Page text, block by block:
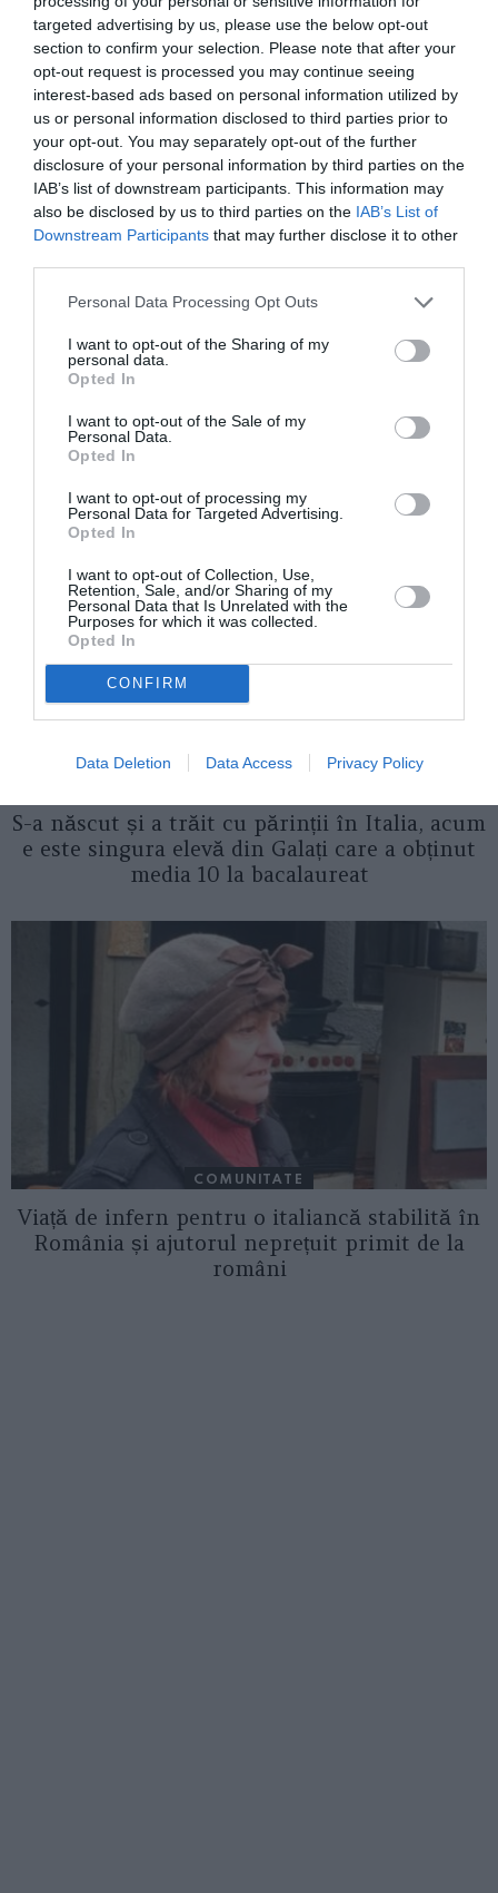
targeted advertising by us, please use the below opt-out
section to confirm your selection. Please note that after your
opt-out request is processed you may continue seeing
interest-based ads based on personal information utilized by
us or personal information disclosed to third parties prior to
your opt-out. You may separately opt-out of the further
disclosure of your personal information by third parties on the
IAB’s list of downstream participants. This information may
also be disclosed by us to third parties on the IAB’s List of
Downstream Participants that may further disclose it to other
Personal Data Processing Opt Outs
I want to opt-out of the Sharing of my
personal data.
Opted In
I want to opt-out of the Sale of my
Personal Data.
Opted In
I want to opt-out of processing my
Personal Data for Targeted Advertising.
Opted In
I want to opt-out of Collection, Use,
Retention, Sale, and/or Sharing of my
Personal Data that Is Unrelated with the
Purposes for which it was collected.
Opted In
CONFIRM
Data Deletion Data Access Privacy Policy
la moarte de doi polițiști
italieni.Tatăl micuțului era beat
și panicat
ROMANI IN ITALIA STIRI ROMANIA
morePropune Carabinierilor să facă sex pentru a
evita o amendă rutieră, româncă arestată
pentru instigare la corupție la Cerignola
Următorul articol
Lucrător român de 39 de ani mort la
muncă în Italia. A căzut de la 4 metri
înălțime
AȚI PUTEA DORI DE
ASEMENEA
S-a născut și a trăit cu părinții în Italia, acum
e este singura elevă din Galați care a obținut
media 10 la bacalaureat
COMUNITATE
Viață de infern pentru o italiancă stabilită în
România și ajutorul neprețuit primit de la
români